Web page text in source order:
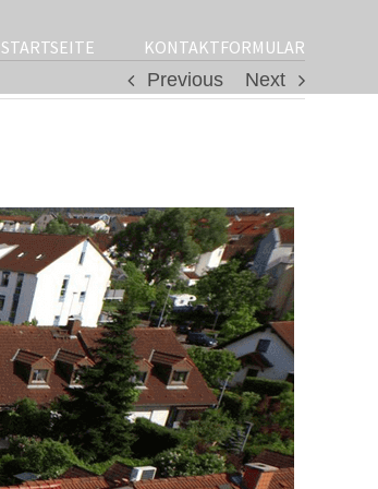
STARTSEITE
KONTAKTFORMULAR
Previous
Next